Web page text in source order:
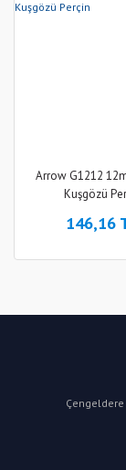
Arrow G1212
Kuşgözü
146,16
Çengeldere